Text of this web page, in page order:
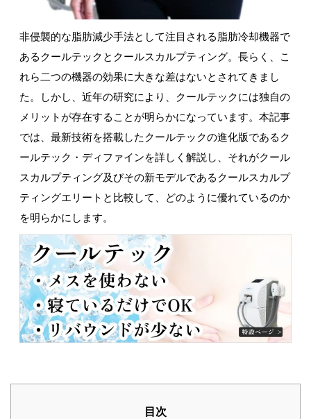
非侵襲的な脂肪減少手法として注目される脂肪冷却機器で
あるクールテックとクールスカルプティング。長らく、こ
れら二つの機器の効果に大きな差はないとされてきまし
た。しかし、近年の研究により、クールテックには独自の
メリットが存在することが明らかになっています。本記事
では、最新技術を搭載したクールテックの進化版であるク
ールテック・ディファインを詳しく解説し、それがクール
スカルプティング及びその新モデルであるクールスカルプ
ティングエリートと比較して、どのように優れているのか
を明らかにします。
目次